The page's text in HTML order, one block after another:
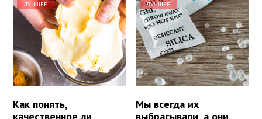
ЛУЧШЕЕ
Как понять,
качественное ли
ЛУЧШЕЕ
Мы всегда их
выбрасывали, а они